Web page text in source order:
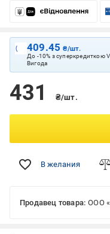
409.45₴/шт.
До -10% з суперкредиткою
Вигода
431 ₴/шт.
В желания
Продавец товара: ООО